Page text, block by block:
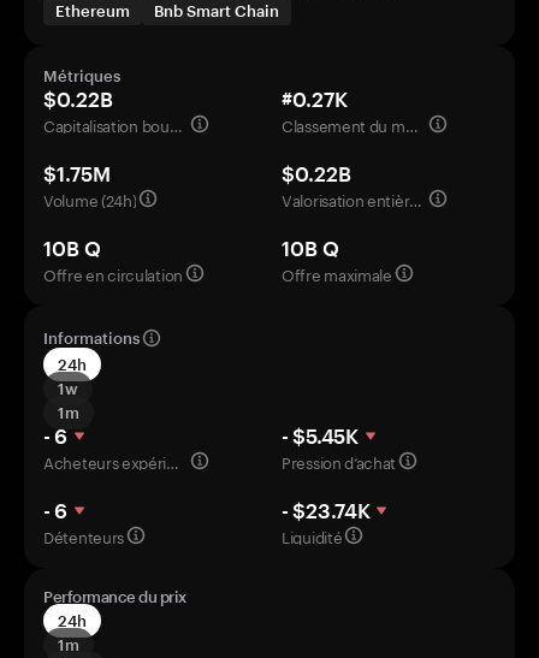
Ethereum
Bnb Smart Chain
Métriques
$0.22B
Capitalisation boursière
#0.27K
Classement du marché
$1.75M
Volume (24h)
$0.22B
Valorisation entièrement diluée
10B Q
Offre en circulation
10B Q
Offre maximale
Informations
24h
1w
1m
- 6
Acheteurs expérimentés
- $5.45K
Pression d’achat
- 6
Détenteurs
- $23.74K
Liquidité
Performance du prix
24h
1m